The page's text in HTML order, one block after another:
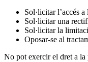
Sol·licitar l’accés a
Sol·licitar una
Sol·licitar la
Oposar-se al
No pot exercir el dret a la